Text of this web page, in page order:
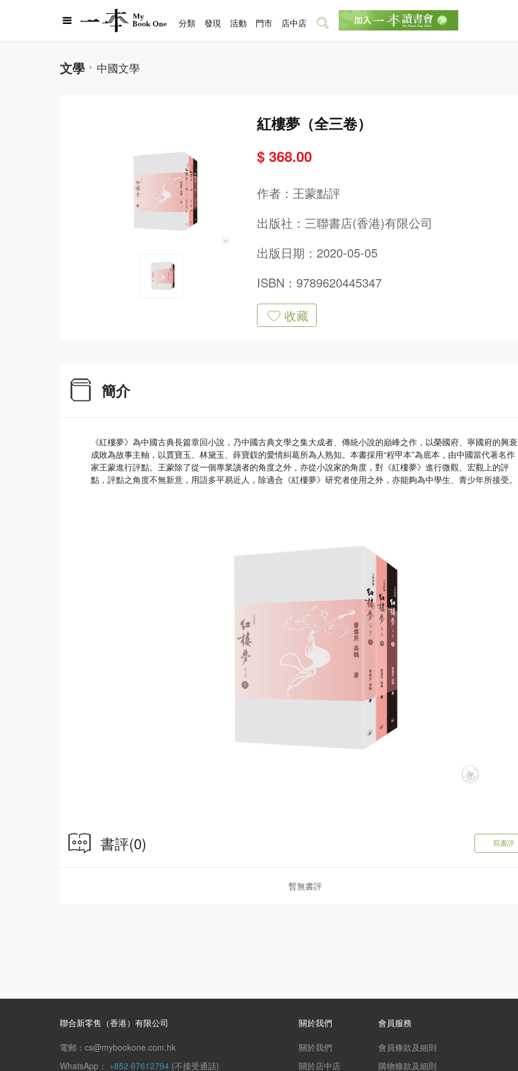
文學 中國文學
紅樓夢（全三卷）
$ 368.00
作者： 王蒙點評
出版社： 三聯書店(香港)有限公司
出版日期：2020-05-05
ISBN：9789620445347
收藏
簡介
《紅樓夢》為中國古典長篇章回小說，乃中國古典文學之集大成者、傳統小說的巔峰之作，以榮國府、寧國府的興衰
成敗為故事主軸，以賈寶玉、林黛玉、薛寶釵的愛情糾葛所為人熟知。本書採用“程甲本”為底本，由中國當代著名作
家王蒙進行評點。王蒙除了從一個專業讀者的角度之外，亦從小說家的角度，對《紅樓夢》進行微觀、宏觀上的評
點，評點之角度不無新意，用語多平易近人，除適合《紅樓夢》研究者使用之外，亦能夠為中學生、青少年所接受。
書評(0) 寫書評
暫無書評
分類 發現 活動 門市 店中店
聯合新零售（香港）有限公司
電郵：cs@mybookone.com.hk
WhatsApp： +852 67612794 (不接受通話)
關於我們
關於我們
關於店中店
會員服務
會員條款及細則
購物條款及細則